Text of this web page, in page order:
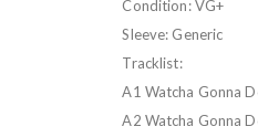
Condition: VG+
Sleeve: Generic
Tracklist:
A1 Watcha Gonna
A2 Watcha Gonna